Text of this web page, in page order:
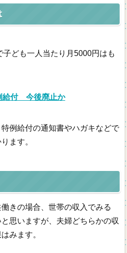
ども一人当たり月5000円はも
給付 今後廃止か
例給付の通知書やハガキなどで
ます。
きの場合、世帯の収入でみる
思いますが、夫婦どちらかの収
みます。